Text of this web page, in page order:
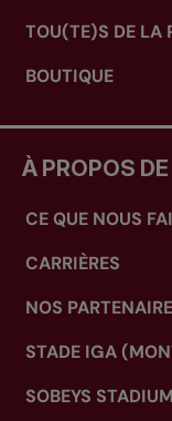
TOU(TE)S DE LA
BOUTIQUE
À PROPOS
CE QUE NOUS
CARRIÈRES
NOS
STADE IGA
SOBEYS